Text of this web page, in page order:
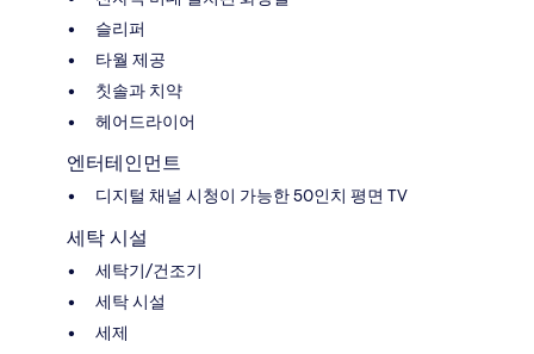
슬리퍼
타월 제공
칫솔과 치약
헤어드라이어
엔터테인먼트
디지털 채널 시청이 가능한 50인치 평면 TV
세탁 시설
세탁기/건조기
세탁 시설
세제